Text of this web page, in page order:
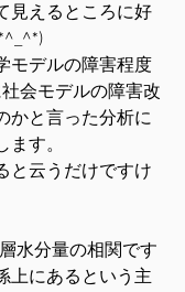
見えるところに好
モデルの障害程度
会モデルの障害改
かと言った分析に
す。
と云うだけですけ
水分量の相関です
上にあるという主